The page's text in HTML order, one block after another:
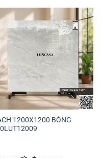
1200X1200 BÓNG